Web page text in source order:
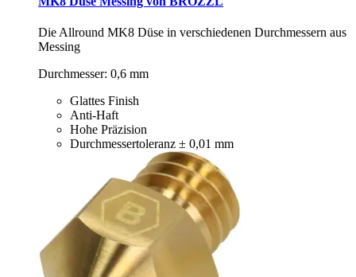
Die Allround MK8 Düse in verschiedenen Durchmessern aus
Messing
Durchmesser: 0,6 mm
Glattes Finish
Anti-Haft
Hohe Präzision
Durchmessertoleranz ± 0,01 mm